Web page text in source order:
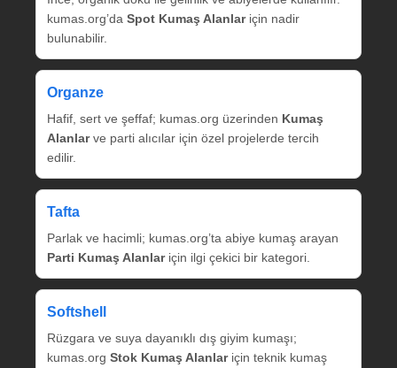
kumas.org’da Spot Kumaş Alanlariçin nadir
bulunabilir.
Organze
Hafif, sert ve şeffaf; kumas.org üzerinden Kumaş
Alanlarve parti alıcılar için özel projelerde tercih
edilir.
Tafta
Parlak ve hacimli; kumas.org’ta abiye kumaş arayan
Parti Kumaş Alanlariçin ilgi çekici bir kategori.
Softshell
Rüzgara ve suya dayanıklı dış giyim kumaşı;
kumas.org Stok Kumaş Alanlariçin teknik kumaş